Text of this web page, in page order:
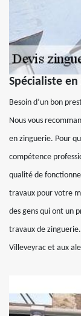
Spécialiste
Besoin d’un bon
Nous vous
en zinguerie. Pour
compétence
qualité de
travaux pour votre
des gens qui ont un
travaux de
Villeveyrac et aux